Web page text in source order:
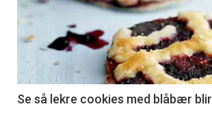
Se så lekre cookies med blåbær blir